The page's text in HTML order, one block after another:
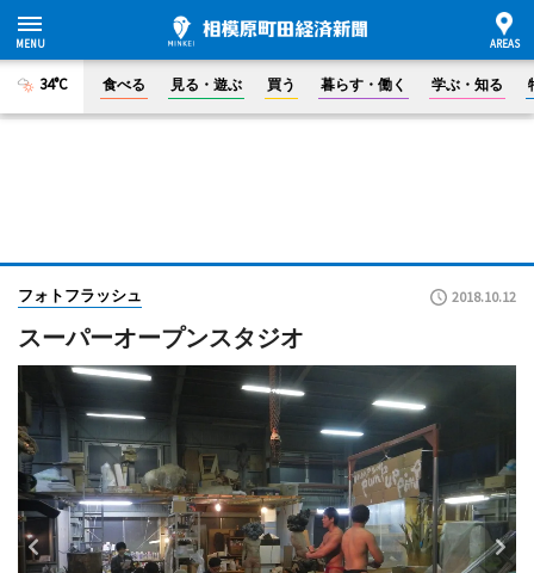
34°C 食べる 見る・遊ぶ 買う 暮らす・働く 学ぶ・知る
フォトフラッシュ 2018.10.12
スーパーオープンスタジオ